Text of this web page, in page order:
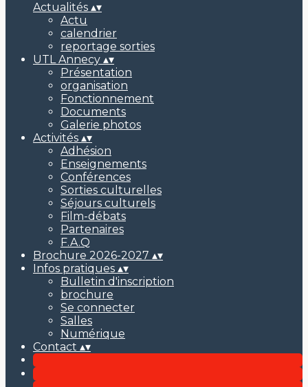
Actualités ▴▾
Actu
calendrier
reportage sorties
UTL Annecy ▴▾
Présentation
organisation
Fonctionnement
Documents
Galerie photos
Activités ▴▾
Adhésion
Enseignements
Conférences
Sorties culturelles
Séjours culturels
Film-débats
Partenaires
F.A.Q
Brochure 2026-2027 ▴▾
Infos pratiques ▴▾
Bulletin d'inscription
brochure
Se connecter
Salles
Numérique
Contact ▴▾